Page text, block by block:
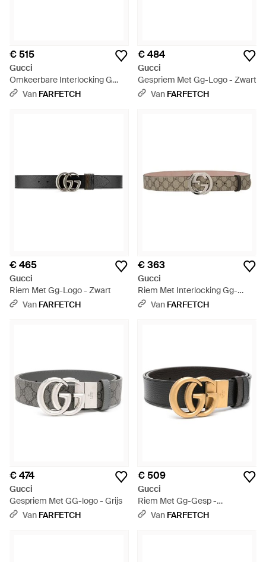
€ 515
Gucci
Omkeerbare Interlocking G
Riem - Zwart
Van FARFETCH
€ 484
Gucci
Gespriem Met Gg-Logo - Zwart
Van FARFETCH
€ 465
Gucci
Riem Met Gg-Logo - Zwart
Van FARFETCH
€ 363
Gucci
Riem Met Interlocking Gg-
Patroon - Grijs
Van FARFETCH
€ 474
Gucci
Gespriem Met GG-logo - Grijs
Van FARFETCH
€ 509
Gucci
Riem Met Gg-Gesp -
Meerkleurig
Van FARFETCH